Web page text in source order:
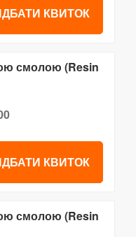
КВИТОК
смолою (Resin
КВИТОК
смолою (Resin